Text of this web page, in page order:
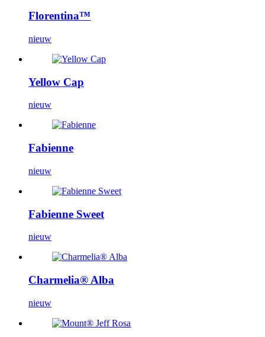
Florentina™
nieuw
Yellow Cap
nieuw
Fabienne
nieuw
Fabienne Sweet
nieuw
Charmelia® Alba
nieuw